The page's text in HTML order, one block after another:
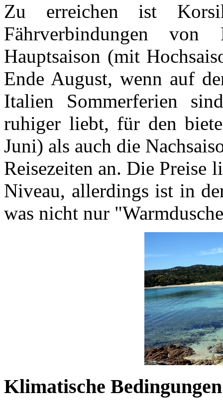
Zu erreichen ist
Fährverbindungen
Hauptsaison (mit
Ende August, wenn auf
Italien Sommerferien
ruhiger liebt, für den
Juni) als auch die
Reisezeiten an. Die Preise
Niveau, allerdings ist in
was nicht nur
Klimatische Bedingungen